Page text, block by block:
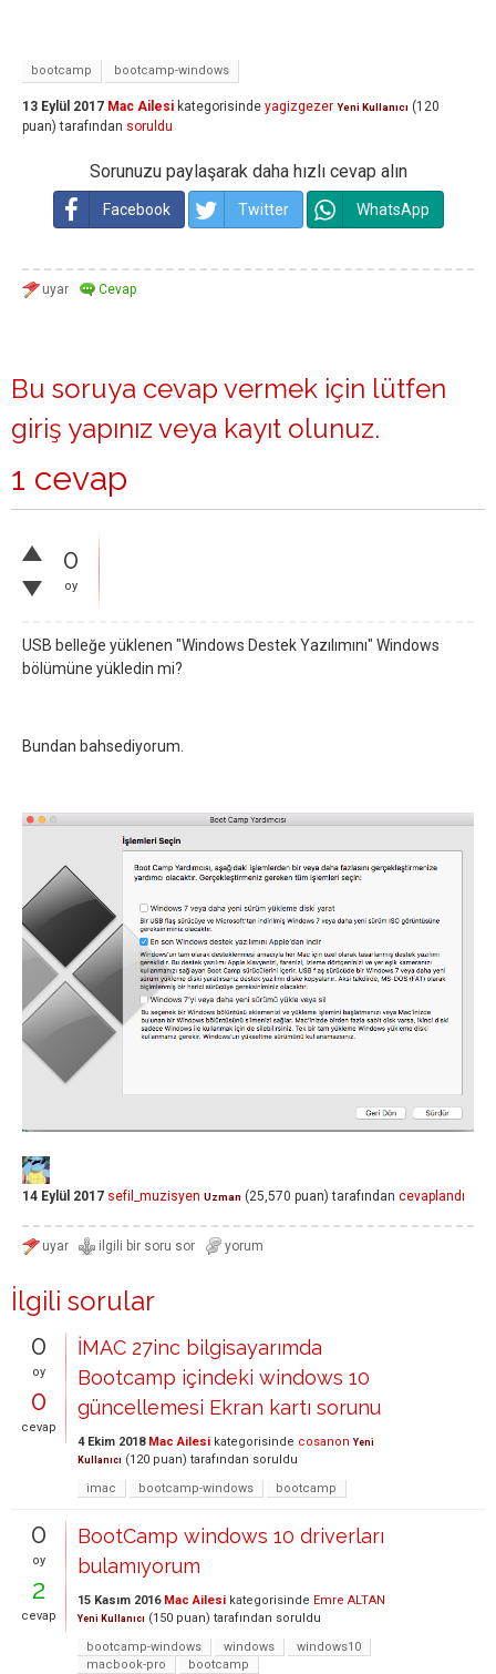
bootcamp bootcamp-windows
13 Eylül 2017 Mac Ailesi kategorisinde yagizgezer Yeni Kullanıcı (120
puan) tarafından soruldu
Sorunuzu paylaşarak daha hızlı cevap alın
Facebook Twitter WhatsApp
Bu soruya cevap vermek için lütfen
giriş yapınız veya kayıt olunuz.
1 cevap
0
oy
USB belleğe yüklenen "Windows Destek Yazılımını" Windows
bölümüne yükledin mi?
Bundan bahsediyorum.
14 Eylül 2017 sefil_muzisyen Uzman (25,570 puan) tarafından cevaplandı
İlgili sorular
0
oy
0
cevap
İMAC 27inc bilgisayarımda
Bootcamp içindeki windows 10
güncellemesi Ekran kartı sorunu
4 Ekim 2018 Mac Ailesi kategorisinde cosanon Yeni
Kullanıcı (120 puan) tarafından soruldu
imac
bootcamp-windows bootcamp
0
oy
2
cevap
BootCamp windows 10 driverları
bulamıyorum
15 Kasım 2016 Mac Ailesi kategorisinde Emre ALTAN
Yeni Kullanıcı (150 puan) tarafından soruldu
bootcamp-windows
windows
windows10
macbook-pro
bootcamp